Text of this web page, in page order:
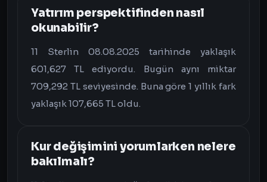
Yatırım perspektifinden nasıl
okunabilir?
11 Sterlin 08.08.2025 tarihinde yaklaşık
601,627 TL ediyordu. Bugün aynı miktar
709,292 TL seviyesinde. Buna göre 1 yıllık fark
yaklaşık 107,665 TL oldu.
Kur değişimini yorumlarken nelere
bakılmalı?